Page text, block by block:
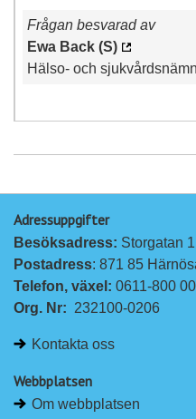
Frågan besvarad av
Ewa Back (S)
Hälso- och
Adressuppgifter
Besöksadress: Storgatan 1
Postadress: 871 85
Telefon, växel: 0611-800 00
Org. Nr: 232100-0206
Kontakta oss
Webbplatsen
Om webbplatsen